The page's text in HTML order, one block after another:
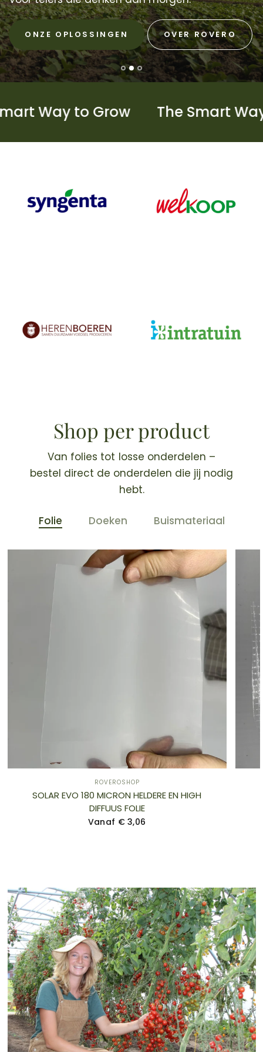
ONZE OPLOSSINGEN OVER ROVERO
to Grow The Smart Way to
Shop per product
Van folies tot losse onderdelen –
bestel direct de onderdelen die jij nodig
hebt.
Folie Doeken Buismateriaal
ROVEROSHOP
SOLAR EVO 180 MICRON HELDERE EN HIGH
DIFFUUS FOLIE
Vanaf € 3,06